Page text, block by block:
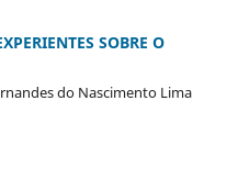
SOBRE O
do Nascimento Lima